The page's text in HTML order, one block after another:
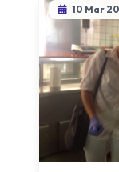
10 Mar